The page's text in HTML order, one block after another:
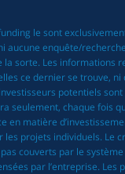
le sont
enquête/
sorte. Les
ce dernier se trouve,
potentiels
seulement, chaque fois
en matière
projets individuels.
couverts par le
par l’entreprise.